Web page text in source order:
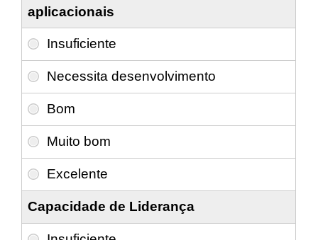
aplicacionais
Capacidade de Liderança